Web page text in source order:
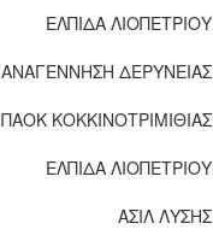
ΕΛΠΙΔΑ ΛΙΟΠΕΤΡΙΟΥ
ΑΝΑΓΕΝΝΗΣΗ ΔΕΡΥΝΕΙΑΣ
ΠΑΟΚ ΚΟΚΚΙΝΟΤΡΙΜΙΘΙΑΣ
ΕΛΠΙΔΑ ΛΙΟΠΕΤΡΙΟΥ
ΑΣΙΛ ΛΥΣΗΣ